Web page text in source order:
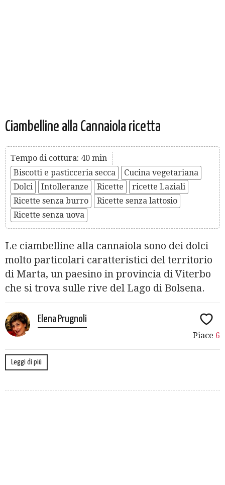
Ciambelline alla Cannaiola ricetta
Tempo di cottura: 40 min
Biscotti e pasticceria secca
Cucina vegetariana
Dolci
Intolleranze Ricette
ricette Laziali
Ricette senza burro
Ricette senza lattosio
Ricette senza uova
Le ciambelline alla cannaiola sono dei dolci
molto particolari caratteristici del territorio
di Marta, un paesino in provincia di Viterbo
che si trova sulle rive del Lago di Bolsena.
Elena Prugnoli
Piace 6
Leggi di più